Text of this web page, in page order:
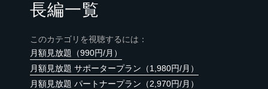
長編一覧
このカテゴリを視聴するには：
月額見放題（990円/月）
月額見放題 サポータープラン（1,980円/月）
月額見放題 パートナープラン（2,970円/月）